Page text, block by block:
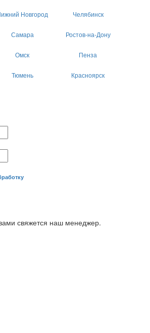
Новгород Челябинск
Самара Ростов-на-Дону
Омск Пенза
Тюмень Красноярск
свяжется наш менеджер.